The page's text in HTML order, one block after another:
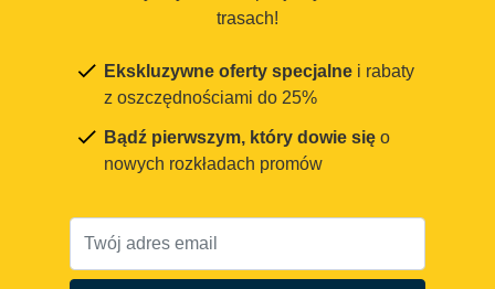
trasach!
Ekskluzywne oferty specjalne i rabaty
z oszczędnościami do 25%
Bądź pierwszym, który dowie się o
nowych rozkładach promów